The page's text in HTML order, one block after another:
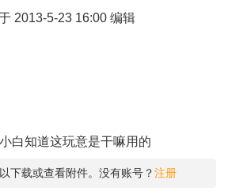
2013-5-23 16:00 编辑
白知道这玩意是干嘛用的
下载或查看附件。没有账号？注册